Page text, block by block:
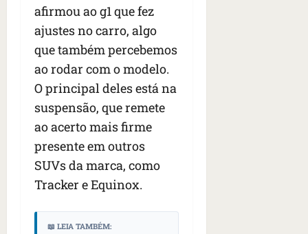
afirmou ao g1 que fez
ajustes no carro, algo
que também percebemos
ao rodar com o modelo.
O principal deles está na
suspensão, que remete
ao acerto mais firme
presente em outros
SUVs da marca, como
Tracker e Equinox.
📖 LEIA TAMBÉM: